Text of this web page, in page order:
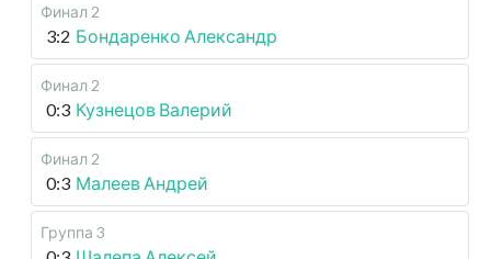
Финал 2
3:2 Бондаренко Александр
Финал 2
0:3 Кузнецов Валерий
Финал 2
0:3 Малеев Андрей
Группа 3